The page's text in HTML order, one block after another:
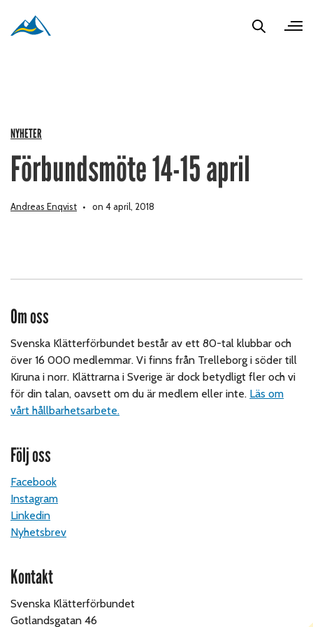
NYHETER
Förbundsmöte 14-15 april
Andreas Enqvist on 4 april, 2018
Om oss
Svenska Klätterförbundet består av ett 80-tal klubbar och
över 16 000 medlemmar. Vi finns från Trelleborg i söder till
Kiruna i norr. Klättrarna i Sverige är dock betydligt fler och vi
för din talan, oavsett om du är medlem eller inte. Läs om
vårt hållbarhetsarbete.
Följ oss
Facebook
Instagram
Linkedin
Nyhetsbrev
Kontakt
Svenska Klätterförbundet
Gotlandsgatan 46